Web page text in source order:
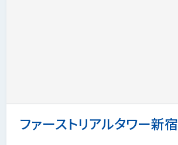
ファーストリアルタワー新宿